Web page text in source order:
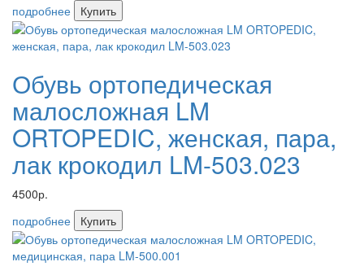
подробнее
Купить
Обувь ортопедическая
малосложная LM
ORTOPEDIC, женская, пара,
лак крокодил LM-503.023
4500р.
подробнее
Купить